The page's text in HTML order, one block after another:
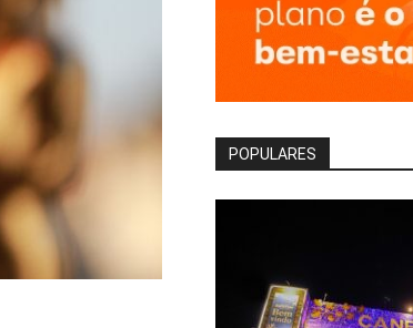
POPULARES